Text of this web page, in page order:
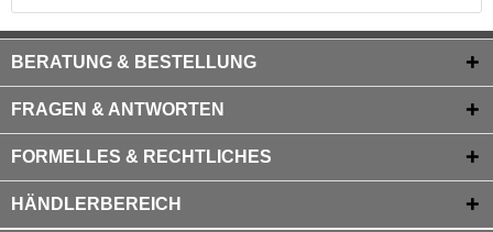
BERATUNG & BESTELLUNG
FRAGEN & ANTWORTEN
FORMELLES & RECHTLICHES
HÄNDLERBEREICH